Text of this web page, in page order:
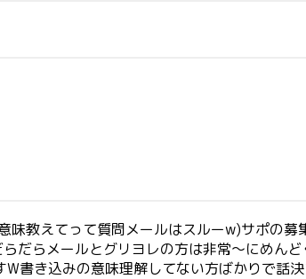
教えてって質問メールはスルーw)サポの募
らメールとグリヨレの方は非常～にめん
書き込みの意味理解してない方ばかりで話